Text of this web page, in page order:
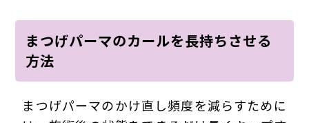
まつげパーマのカールを長持ちさせる
方法
まつげパーマのかけ直し頻度を減らすために